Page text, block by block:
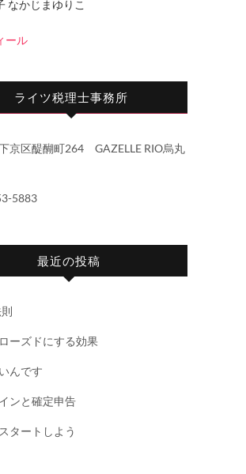
なかじまゆりこ
ール
ライツ税理士事務所
京区醍醐町264 GAZELLE RIO烏丸
5883
最近の投稿
ーズドにする効果
んです
ンと確定申告
タートしよう